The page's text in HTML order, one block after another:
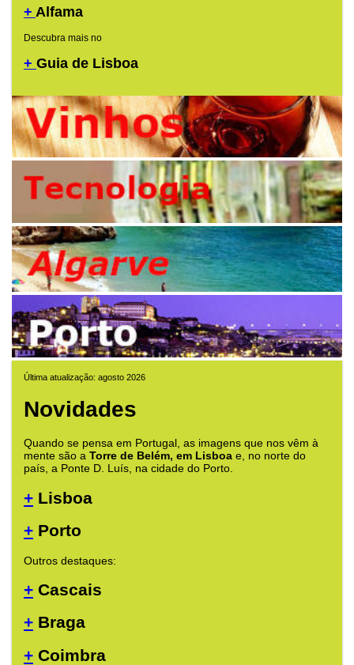
+ Alfama
Descubra mais no
+ Guia de Lisboa
Última atualização: agosto 2026
Novidades
Quando se pensa em Portugal, as imagens que nos vêm à
mente são a Torre de Belém, em Lisboa e, no norte do
país, a Ponte D. Luís, na cidade do Porto.
+ Lisboa
+ Porto
Outros destaques:
+ Cascais
+ Braga
+ Coimbra